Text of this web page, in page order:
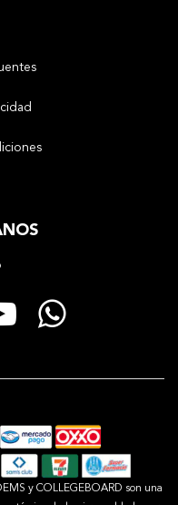
YouTube
y COLLEGEBOARD son una